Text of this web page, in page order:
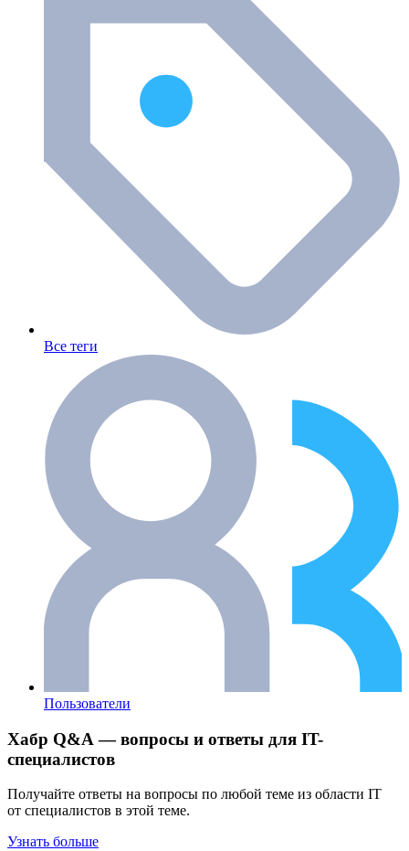
Все теги
Пользователи
Хабр Q&A — вопросы и ответы для IT-
специалистов
Получайте ответы на вопросы по любой теме из области IT
от специалистов в этой теме.
Узнать больше